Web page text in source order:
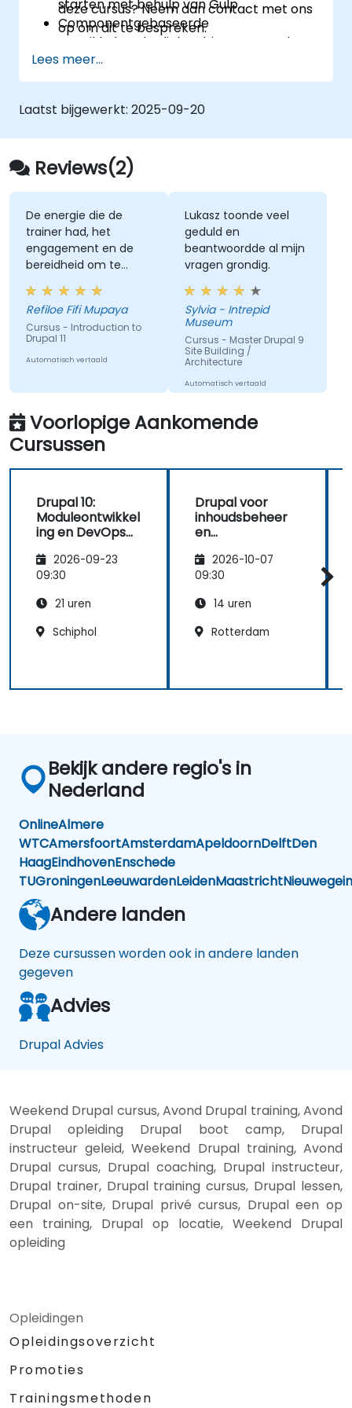
starten met behulp van Gulp.
Componentgebaseerde
ontwikkelmethodieken binnen Drupal te
implementeren.
deze cursus? Neem dan contact met ons
op om dit te bespreken.
Lees meer...
Laatst bijgewerkt: 2025-09-20
Reviews(2)
De energie die de
trainer had, het
engagement en de
bereidheid om te
helpen wanneer we
vastzaten
Refiloe Fifi Mupaya
Cursus - Introduction to
Drupal 11
Automatisch vertaald
Lukasz toonde veel
geduld en
beantwoordde al mijn
vragen grondig.
Sylvia - Intrepid
Museum
Cursus - Master Drupal 9
Site Building /
Architecture
Automatisch vertaald
Voorlopige Aankomende
Cursussen
Drupal 10:
Moduleontwikkel
ing en DevOps
2026-09-23
09:30
21 uren
Schiphol
Drupal voor
inhoudsbeheer
en
2026-10-07
09:30
14 uren
Rotterdam
Bekijk andere regio's in
Nederland
OnlineAlmere
WTCAmersfoortAmsterdamApeldoornDelftDen
HaagEindhovenEnschede
TUGroningenLeeuwardenLeidenMaastrichtNieuwegein
Andere landen
Deze cursussen worden ook in andere landen
gegeven
Advies
Drupal Advies
Weekend Drupal cursus, Avond Drupal training, Avond
Drupal opleiding Drupal boot camp, Drupal
instructeur geleid, Weekend Drupal training, Avond
Drupal cursus, Drupal coaching, Drupal instructeur,
Drupal trainer, Drupal training cursus, Drupal lessen,
Drupal on-site, Drupal privé cursus, Drupal een op
een training, Drupal op locatie, Weekend Drupal
opleiding
Opleidingen
Opleidingsoverzicht
Promoties
Trainingsmethoden